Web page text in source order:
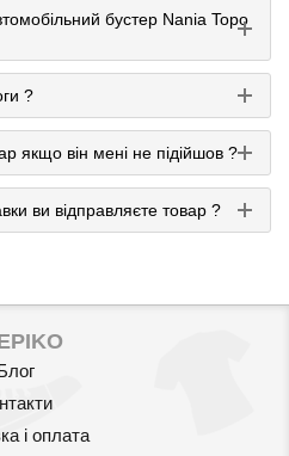
Topo
бустер Nania Topo
?
якщо він мені не підійшов ?
ви відправляєте товар ?
і оплата